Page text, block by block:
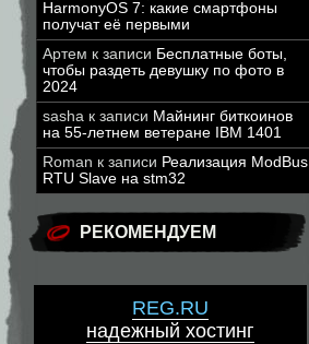
HarmonyOS 7: какие смартфоны
получат её первыми
Артем к записи Бесплатные боты,
чтобы раздеть девушку по фото в
2024
sasha к записи Майнинг биткоинов
на 55-летнем ветеране IBM 1401
Roman к записи Реализация ModBus
RTU Slave на stm32
РЕКОМЕНДУЕМ
REG.RU
надежный хостинг